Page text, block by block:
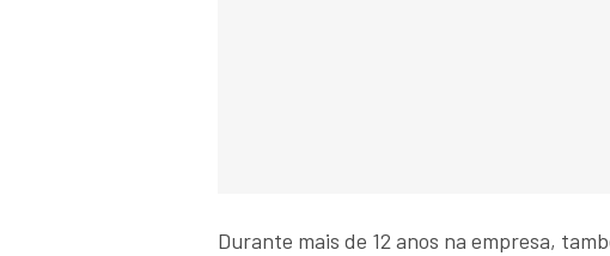
Durante mais de 12 anos na empresa,